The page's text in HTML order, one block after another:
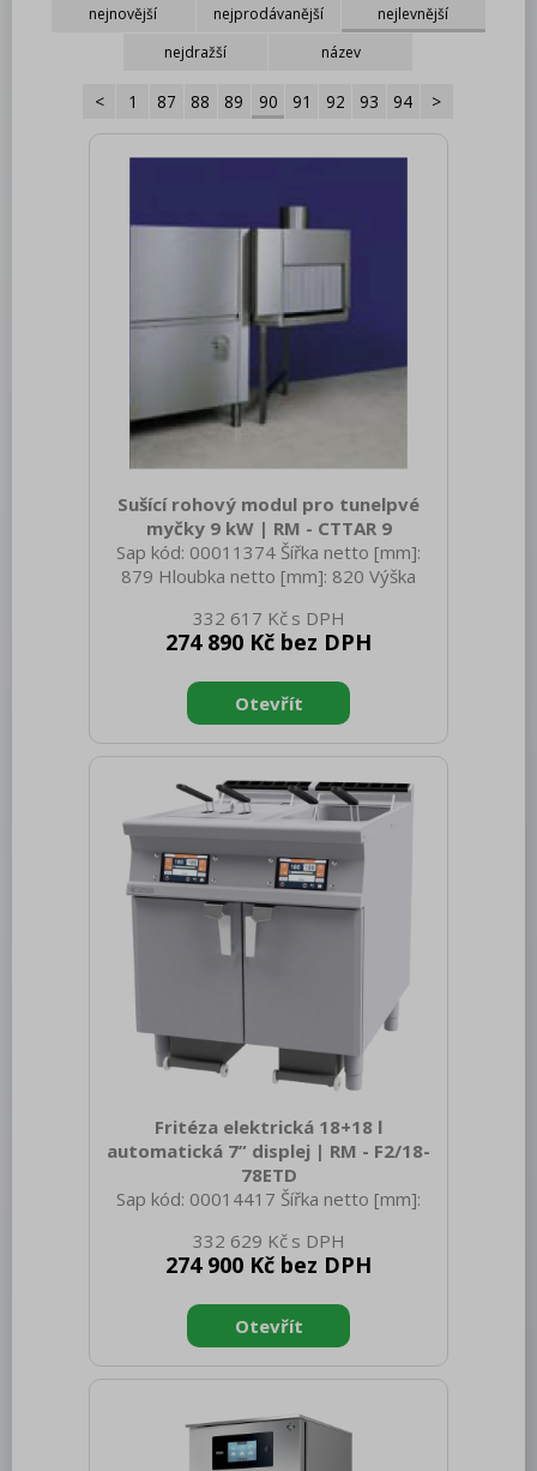
RM LOTUS 700
RM LOTUS 900
Roboty, příprava masa a zeleniny
Pizza program
Mycí program
Regálový systém
Drop In - Monoblok
Bufety, drop-in, vitríny, výdejní vany a
vodní lázně
REDFOX 900
Volně stojící moduly
Nerezový program
Stolní zařízení
Příprava masa a zeleniny
Konvektomaty
Trouby pro rychlou přípravu
Chlazení
Mycí program
Distribuce jídel, gastronádoby
Barové zařízení, kávovary
REDFOX
nejnovější nejprodávanější
nejlevnější
nejdražší
název
< 1 87 88 89 90 91 92 93 94 >
Sušící rohový modul pro tunelpvé
myčky 9 kW | RM - CTTAR 9
Sap kód: 00011374 Šířka netto [mm]:
879 Hloubka netto [mm]: 820 Výška
100.00 Šířka brutto [mm]: 870 Hloubka
brutto [mm]: 920 Výška brutto [mm]:
Materiál: AISI 304 Doplňující informace:
elektrický ventilátor objem vzduchu:
1400 m³ Napájení: 400 V / 3N - 50 Hz
vodičů CU [mm²]: 2
332 617 Kč
274 890 Kč bez DPH
Fritéza elektrická 18+18 l
automatická 7” displej | RM - F2/18-
78ETD
Sap kód: 00014417 Šířka netto [mm]:
netto [mm]: 900 Hmotnost netto [kg]:
97.00 Šířka brutto [mm]: 830 Hloubka
1110 Hmotnost brutto [kg]: 109.00 Typ
spotřebiče: Elektrické zařízení
Konstruční typ zařízení: S podestavbou
400 V / 3N - 50 Hz Stupeň krytí
ovládacích prvků: IPX5 Vnější barva
zařízení: Nerezové Materiál: AISI 304
332 629 Kč
274 900 Kč bez DPH